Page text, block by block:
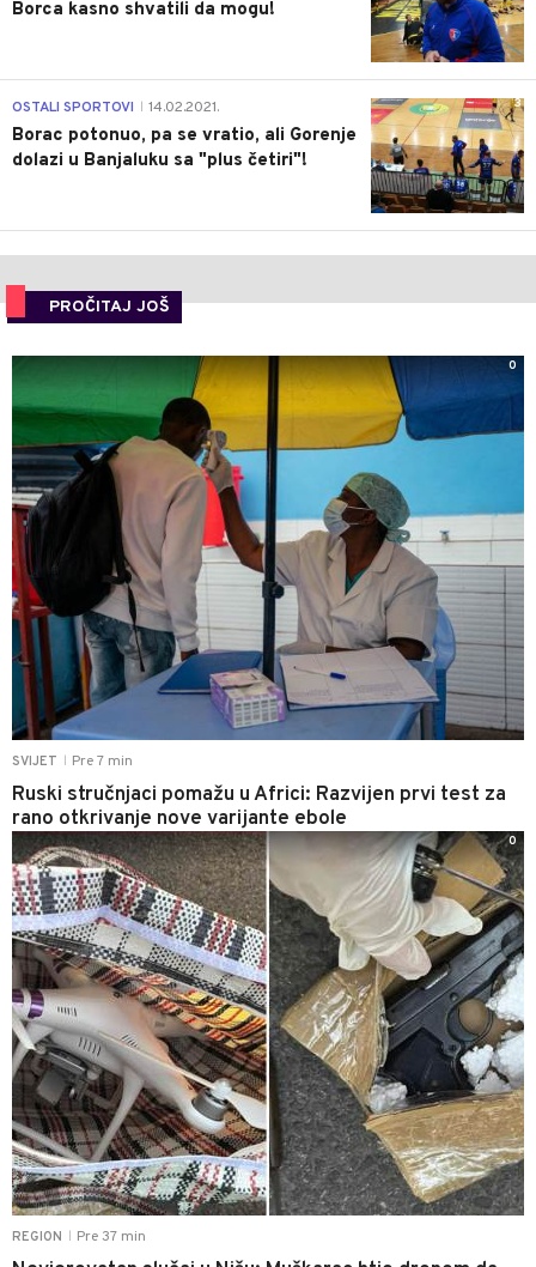
Borca kasno shvatili da mogu!
3
OSTALI SPORTOVI 14.02.2021.
Borac potonuo, pa se vratio, ali Gorenje
dolazi u Banjaluku sa "plus četiri"!
PROČITAJ JOŠ
SVIJET Pre 7 min
Ruski stručnjaci pomažu u Africi: Razvijen prvi test za
rano otkrivanje nove varijante ebole
0
REGION Pre 37 min
0